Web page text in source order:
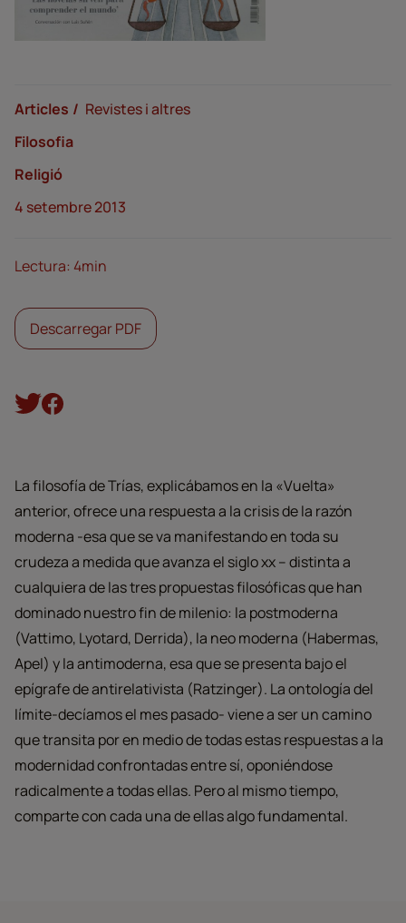
La filosofía de Trías, explicábamos en la «Vuelta»
anterior, ofrece una respuesta a la crisis de la razón
moderna -esa que se va manifestando en toda su
crudeza a medida que avanza el siglo xx – distinta a
cualquiera de las tres propuestas filosóficas que han
dominado nuestro fin de milenio: la postmoderna
(Vattimo, Lyotard, Derrida), la neo moderna (Habermas,
Apel) y la antimoderna, esa que se presenta bajo el
epígrafe de antirelativista (Ratzinger). La ontología del
límite-decíamos el mes pasado- viene a ser un camino
que transita por en medio de todas estas respuestas a la
modernidad confrontadas entre sí, oponiéndose
radicalmente a todas ellas. Pero al mismo tiempo,
comparte con cada una de ellas algo fundamental.
Articles
Revistes i altres
Filosofia
Religió
4 setembre 2013
Lectura: 4min
Descarregar PDF